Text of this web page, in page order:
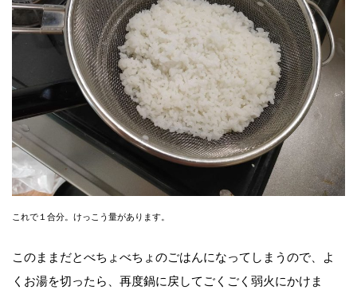
これで１合分。けっこう量があります。
このままだとべちょべちょのごはんになってしまうので、よ
くお湯を切ったら、再度鍋に戻してごくごく弱火にかけま